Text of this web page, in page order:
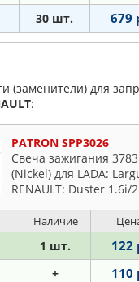
30 шт. 679
(заменители) для
:
PATRON SPP3026
Свеча зажигания 3783
(Nickel) для LADA:
RENAULT: Duster 1.6i/
Наличие
1 шт. 122
+ 110